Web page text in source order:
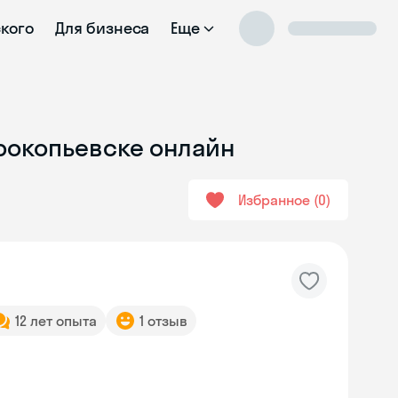
Для бизнеса Еще
онлайн
Избранное 0
12 лет опыта 1 отзыв